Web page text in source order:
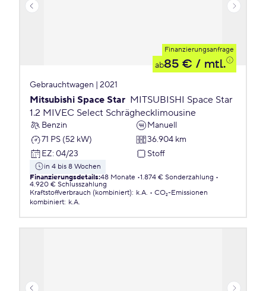
Finanzierungsanfrage
ab85 € / mtl.
Gebrauchtwagen | 2021
Mitsubishi Space Star MITSUBISHI Space Star
1.2 MIVEC Select Schräghecklimousine
Benzin
Manuell
71 PS (52 kW)
36.904 km
EZ: 04/23 Stoff
in 4 bis 8 Wochen
Finanzierungsdetails:48 Monate 1.874 € Sonderzahlung
4.920 € Schlusszahlung
Kraftstoffverbrauch (kombiniert): k.A.
CO₂-Emissionen
kombiniert: k.A.